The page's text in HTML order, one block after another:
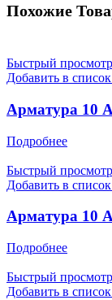
Похожие
Быстрый просмотр
Добавить в
Арматура 10
Подробнее
Быстрый просмотр
Добавить в
Арматура 10
Подробнее
Быстрый просмотр
Добавить в